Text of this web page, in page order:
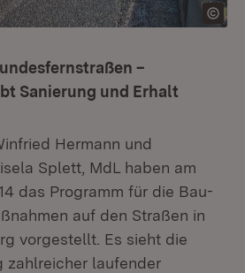
–
Sanierung und Erhalt
Hermann und
Splett, MdL haben am
das Programm für die Bau-
auf den Straßen in
vorgestellt. Es sieht die
zahlreicher laufender